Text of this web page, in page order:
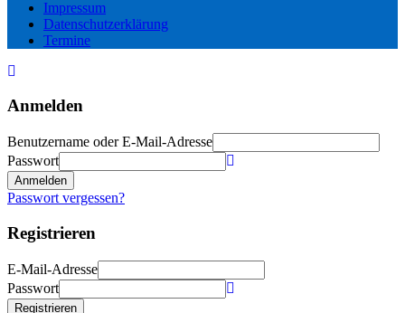
Impressum
Datenschutzerklärung
Termine
Anmelden
Benutzername oder E-Mail-Adresse
Passwort
Anmelden
Passwort vergessen?
Registrieren
E-Mail-Adresse
Passwort
Registrieren